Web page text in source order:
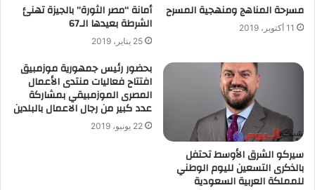
مسرحة المناهج ومنهجية المسرح
11 أكتوبر، 2019
أمانة “مصر الثورة” بالجيزة تهنئ
الشرطة بعيدها الـ67
25 يناير، 2019
سيركو الشرق الأوسط تحتفل
بالذكرى التسعين لليوم الوطني
للمملكة العربية السعودية
بحضور رئيس جمهورية موزمبيق
افتتاح فعاليات منتدى الأعمال
المصرى الموزمبيقي بمشاركة
عدد كبير من رجال الاعمال بالبلدين
22 يونيو، 2019